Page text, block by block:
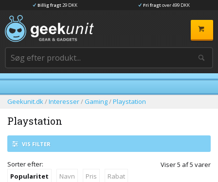
Billig fragt29 DKK Fri fragtover 499 DKK
Geekunit.dk/Interesser/Gaming/Playstation
Playstation
VIS FILTER
Viser5 af5 varer
Sorter efter:
Popularitet
Navn Pris Rabat